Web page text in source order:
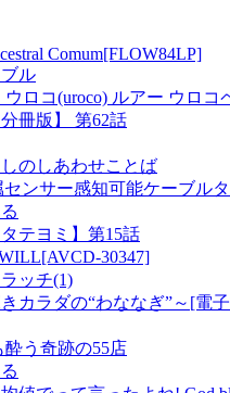
Comum[FLOW84LP]
ル
ウロコ(uroco) ルアー ウロ
冊版】 第62話
のしあわせことば
センサー感知可能ケーブル
テヨミ】第15話
30347]
ッチ(1)
カラダの“わななぎ”～[電
酔う奇跡の55店